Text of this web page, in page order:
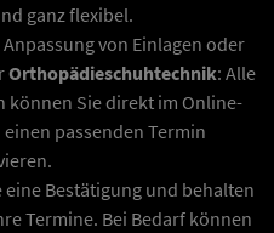
ganz flexibel.
von Einlagen oder
Orthopädieschuhtechnik: Alle
Sie direkt im Online-
passenden Termin
Bestätigung und behalten
Termine. Bei Bedarf können